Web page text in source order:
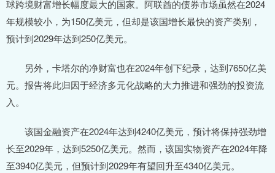
球跨境财富增长幅度最大的国家。阿联酋的债券市场虽然在2024
年规模较小，为150亿美元，但却是该国增长最快的资产类别，
预计到2029年达到250亿美元。
另外，卡塔尔的净财富也在2024年创下纪录，达到7650亿美
元。报告将此归因于经济多元化战略的大力推进和强劲的投资流
入。
该国金融资产在2024年达到4240亿美元，预计将保持强劲增
长至2029年，达到5250亿美元。然而，该国实物资产在2024年降
至3940亿美元，但预计到2029年有望回升至4340亿美元。